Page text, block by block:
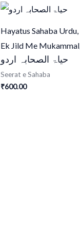
Hayatus Sahaba Urdu,
Ek Jild Me Mukammal,
حیاۃ الصحابہ اردو
Seerat e Sahaba
₹600.00